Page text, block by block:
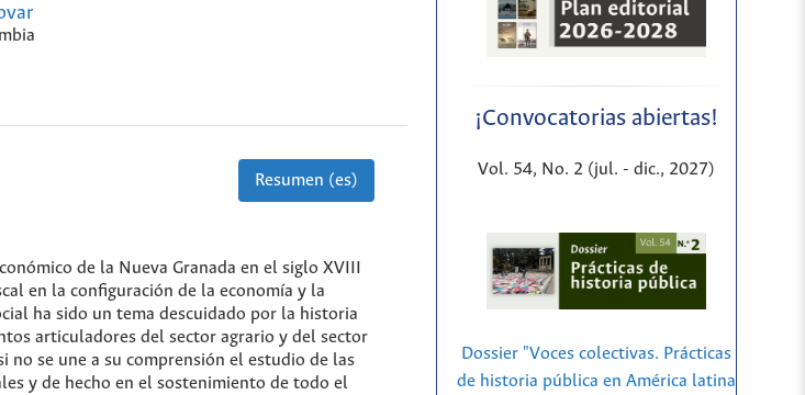
Resumen (es)
de la Nueva Granada en el siglo XVIII
en la configuración de la economía y la
ha sido un tema descuidado por la historia
articuladores del sector agrario y del sector
no se une a su comprensión el estudio de las
y de hecho en el sostenimiento de todo el
¡Convocatorias abiertas!
Vol. 54, No. 2 (jul. - dic., 2027)
Dossier "Voces colectivas. Prácticas
de historia pública en América latina